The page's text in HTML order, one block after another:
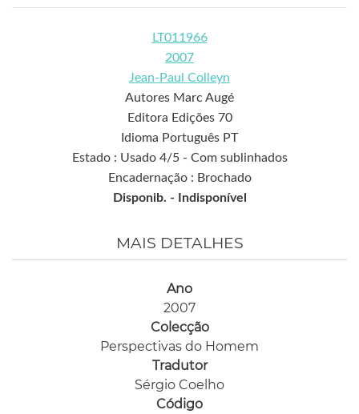
LT011966
2007
Jean-Paul Colleyn
Autores Marc Augé
Editora Edições 70
Idioma Português PT
Estado : Usado 4/5 - Com sublinhados
Encadernação : Brochado
Disponib. -
Indisponível
MAIS DETALHES
Ano
2007
Colecção
Perspectivas do Homem
Tradutor
Sérgio Coelho
Código